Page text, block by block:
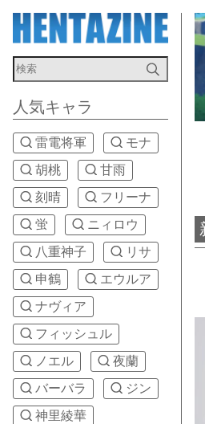
人気キャラ
雷電将軍
モナ
胡桃
甘雨
刻晴
フリーナ
蛍
ニィロウ
八重神子
リサ
申鶴
エウルア
ナヴィア
フィッシュル
ノエル
夜蘭
バーバラ
ジン
神里綾華